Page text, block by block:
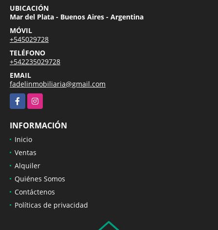
UBICACIÓN
Mar del Plata - Buenos Aires - Argentina
MÓVIL
+545029728
TELÉFONO
+542235029728
EMAIL
fadelinmobiliaria@gmail.com
FacebookInstagram
INFORMACIÓN
Inicio
Ventas
Alquiler
Quiénes Somos
Contáctenos
Políticas de privacidad